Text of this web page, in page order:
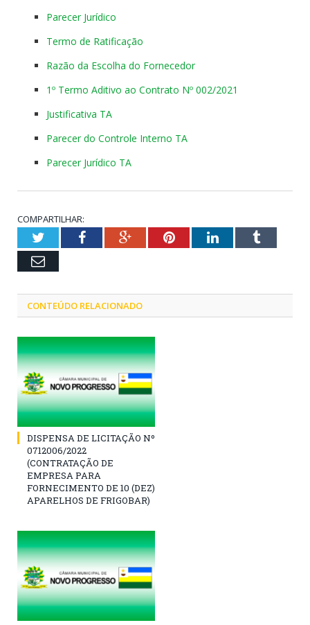
Parecer Jurídico
Termo de Ratificação
Razão da Escolha do Fornecedor
1º Termo Aditivo ao Contrato Nº 002/2021
Justificativa TA
Parecer do Controle Interno TA
Parecer Jurídico TA
COMPARTILHAR:
TwitterFacebookGoogle+PinterestLinkedInTumblr
Email
CONTEÚDO RELACIONADO
DISPENSA DE LICITAÇÃO Nº
0712006/2022
(CONTRATAÇÃO DE
EMPRESA PARA
FORNECIMENTO DE 10 (DEZ)
APARELHOS DE FRIGOBAR)